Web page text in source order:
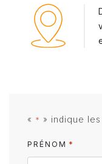
« * » indique
PRÉNOM *